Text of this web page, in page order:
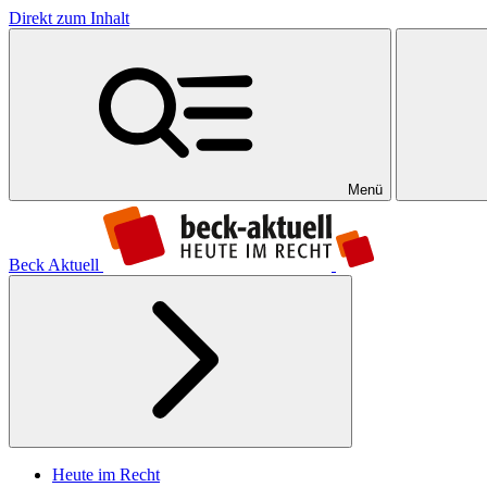
Direkt zum Inhalt
Menü
Beck Aktuell
Heute im Recht